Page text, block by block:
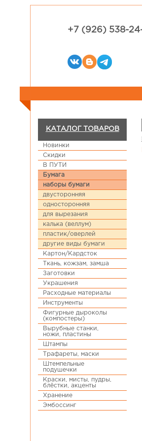
+7 (926) 538-
КАТАЛОГ ТОВАРОВ
Новинки
Скидки
В ПУТИ
Бумага
наборы бумаги
двусторонняя
односторонняя
для вырезания
калька (веллум)
пластик/оверлей
другие виды бумаги
Картон/Кардсток
Ткань, кожзам, замша
Заготовки
Украшения
Расходные материалы
Инструменты
Фигурные дыроколы
(компостеры)
Вырубные станки,
ножи, пластины
Штампы
Трафареты, маски
Штемпельные
подушечки
Краски, мисты, пудры,
блёстки, акценты
Хранение
Эмбоссинг